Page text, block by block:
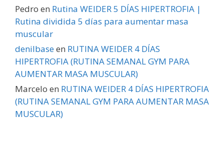
Pedro en Rutina WEIDER 5 DÍAS HIPERTROFIA |
Rutina dividida 5 días para aumentar masa
muscular
denilbaseen RUTINA WEIDER 4 DÍAS
HIPERTROFIA (RUTINA SEMANAL GYM PARA
AUMENTAR MASA MUSCULAR)
Marcelo en RUTINA WEIDER 4 DÍAS HIPERTROFIA
(RUTINA SEMANAL GYM PARA AUMENTAR MASA
MUSCULAR)